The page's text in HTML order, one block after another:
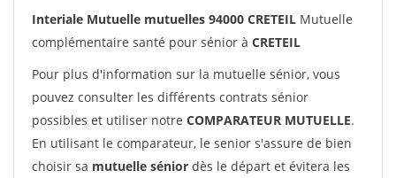
Interiale Mutuelle mutuelles 94000 CRETEIL Mutuelle
complémentaire santé pour sénior à CRETEIL
Pour plus d'information sur la mutuelle sénior, vous
pouvez consulter les différents contrats sénior
possibles et utiliser notre COMPARATEUR MUTUELLE.
En utilisant le comparateur, le senior s'assure de bien
choisir sa mutuelle sénior dès le départ et évitera les